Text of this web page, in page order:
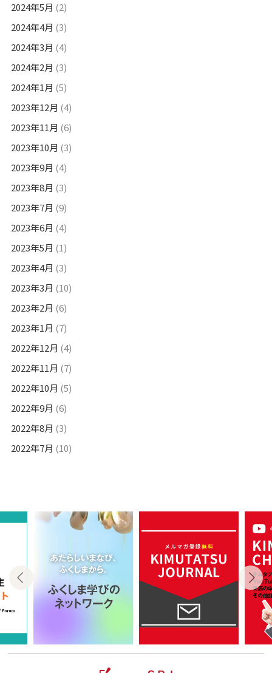
2024年5月 (2)
2024年4月 (3)
2024年3月 (4)
2024年2月 (3)
2024年1月 (5)
2023年12月 (4)
2023年11月 (6)
2023年10月 (3)
2023年9月 (4)
2023年8月 (3)
2023年7月 (9)
2023年6月 (4)
2023年5月 (1)
2023年4月 (3)
2023年3月 (10)
2023年2月 (6)
2023年1月 (7)
2022年12月 (4)
2022年11月 (7)
2022年10月 (5)
2022年9月 (6)
2022年8月 (3)
2022年7月 (10)